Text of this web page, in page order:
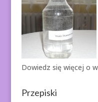
Dowiedz się więcej o
Przepiski